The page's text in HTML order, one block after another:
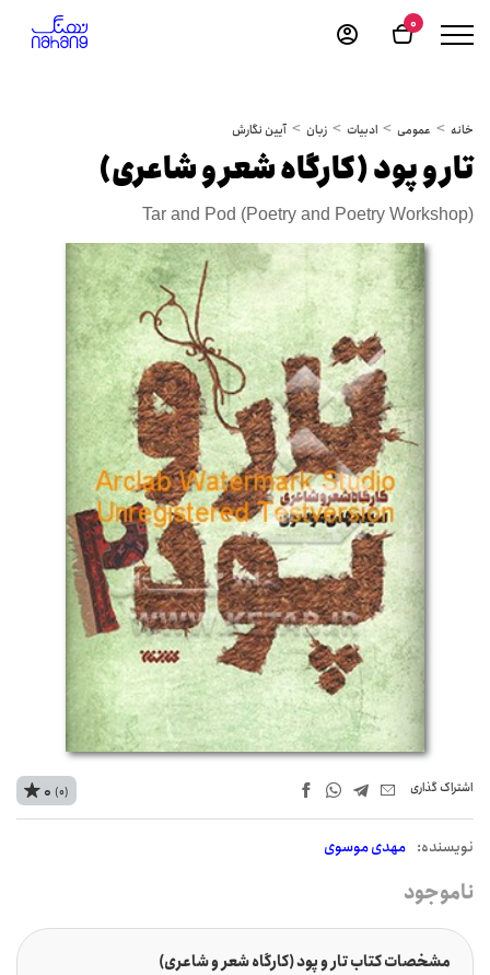
0
خانه عمومی ادبیات زبان آیین نگارش
تار و پود (کارگاه شعر و شاعری)
Tar and Pod (Poetry and Poetry Workshop)
اشتراک‌ گذاری
نويسنده: مهدی موسوی
0 (0)
ناموجود
مشخصات کتاب تار و پود (کارگاه شعر و شاعری)